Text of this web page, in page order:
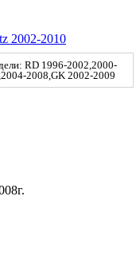
2002-2010
RD 1996-2002,2000-
2008,GK 2002-2009